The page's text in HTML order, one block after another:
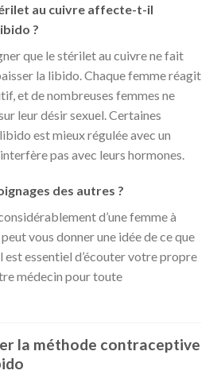
au cuivre affecte-t-il
?
que le stérilet au cuivre ne fait
la libido. Chaque femme réagit
et de nombreuses femmes ne
leur désir sexuel. Certaines
est mieux régulée avec un
pas avec leurs hormones.
des autres ?
d’une femme à
vous donner une idée de ce que
essentiel d’écouter votre propre
médecin pour toute
la méthode contraceptive